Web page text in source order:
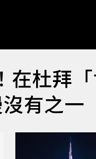
在杜拜
有之一